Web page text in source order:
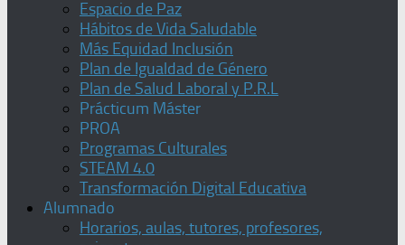
Espacio de Paz
Hábitos de Vida Saludable
Más Equidad Inclusión
Plan de Igualdad de Género
Plan de Salud Laboral y P.R.L
Prácticum Máster
PROA
Programas Culturales
STEAM 4.0
Transformación Digital Educativa
Alumnado
Horarios, aulas, tutores, profesores,